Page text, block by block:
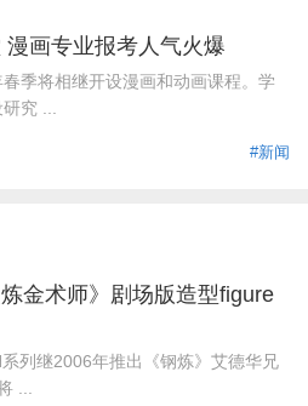
漫画专业报考人气火爆
将相继开设漫画和动画课程。学
究 ...
#新闻
金术师》剧场版造型figure
列继2006年推出《钢炼》艾德华兄
...